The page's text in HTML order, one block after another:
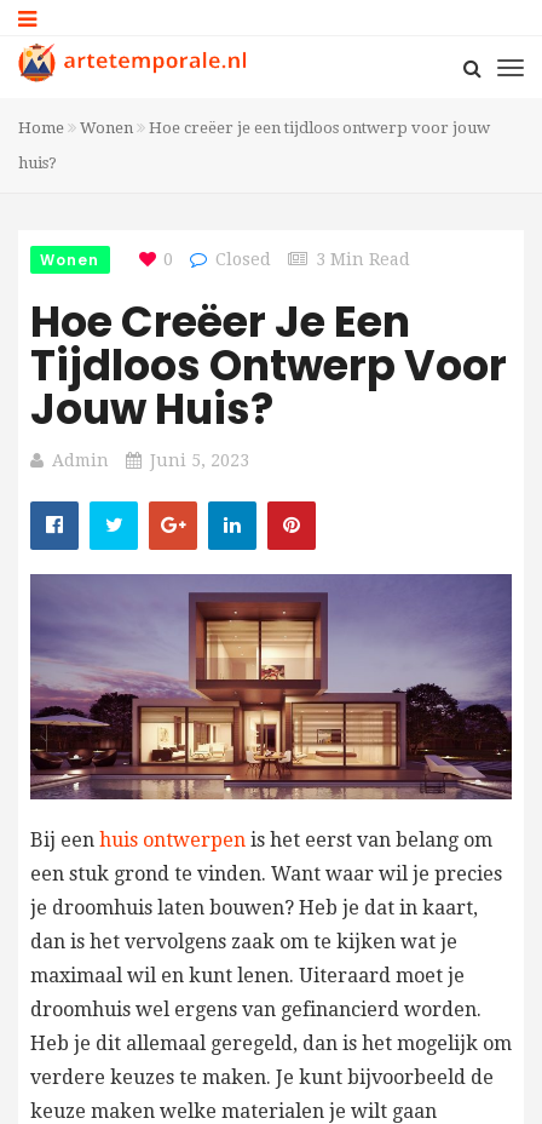
Home Wonen
Hoe creëer je een tijdloos ontwerp voor jouw
huis?
Wonen 0 Closed 3 Min Read
Hoe Creëer Je Een
Tijdloos Ontwerp Voor
Jouw Huis?
Admin Juni 5, 2023
Bij een huis ontwerpen is het eerst van belang om
een stuk grond te vinden. Want waar wil je precies
je droomhuis laten bouwen? Heb je dat in kaart,
dan is het vervolgens zaak om te kijken wat je
maximaal wil en kunt lenen. Uiteraard moet je
droomhuis wel ergens van gefinancierd worden.
Heb je dit allemaal geregeld, dan is het mogelijk om
verdere keuzes te maken. Je kunt bijvoorbeeld de
keuze maken welke materialen je wilt gaan